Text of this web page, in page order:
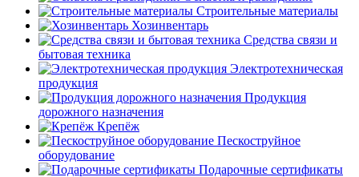
Строительные материалы
Хозинвентарь
Средства связи и
бытовая техника
Электротехническая
продукция
Продукция
дорожного назначения
Крепёж
Пескоструйное
оборудование
Подарочные сертификаты